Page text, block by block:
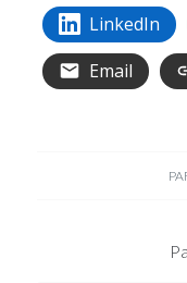
LinkedIn
Email